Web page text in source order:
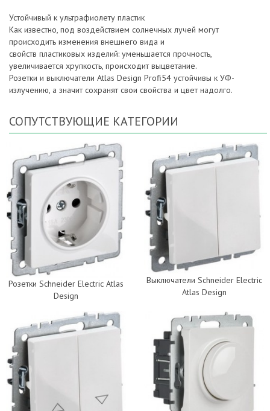
Устойчивый к ультрафиолету пластик
Как известно, под воздействием солнечных лучей могут
происходить изменения внешнего вида и
свойств пластиковых изделий: уменьшается прочность,
увеличивается хрупкость, происходит выцветание.
Розетки и выключатели Atlas Design Profi54 устойчивы к УФ-
излучению, а значит сохранят свои свойства и цвет надолго.
СОПУТСТВУЮЩИЕ КАТЕГОРИИ
Розетки Schneider Electric Atlas
Design
Выключатели Schneider Electric
Atlas Design